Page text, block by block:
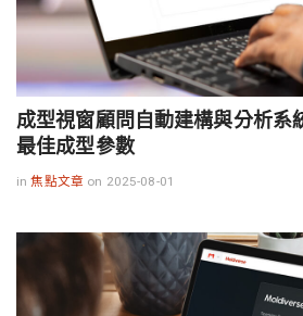
成型視窗顧問自動建構與分析系
最佳成型參數
in焦點文章 on 2025-08-01